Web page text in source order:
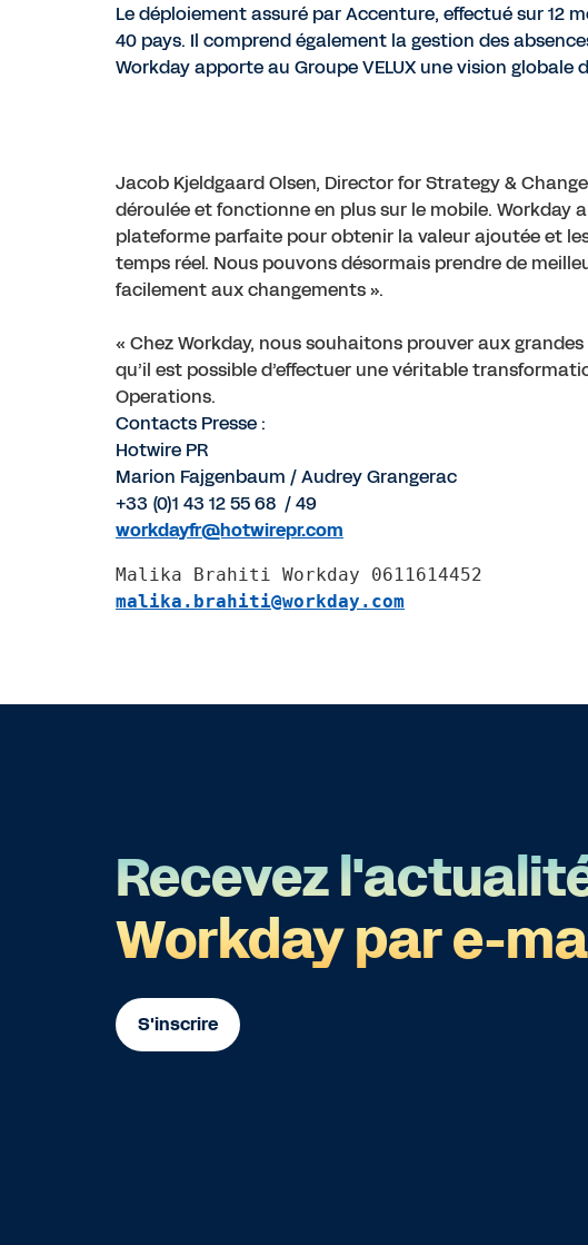
Le déploiement assuré par Accenture, effectué sur 12
40 pays. Il comprend également la gestion des
Workday apporte au Groupe VELUX une vision globale
Jacob Kjeldgaard Olsen, Director for Strategy &
déroulée et fonctionne en plus sur le mobile. Workday
plateforme parfaite pour obtenir la valeur ajoutée et
temps réel. Nous pouvons désormais prendre de
facilement aux changements ».
« Chez Workday, nous souhaitons prouver aux
qu’il est possible d’effectuer une véritable
Operations.
Contacts Presse :
Hotwire PR
Marion Fajgenbaum / Audrey Grangerac
+33 (0)1 43 12 55 68 / 49
workdayfr@hotwirepr.com
malika.brahiti@workday.com
Recevez
Workday par e-
S'inscrire